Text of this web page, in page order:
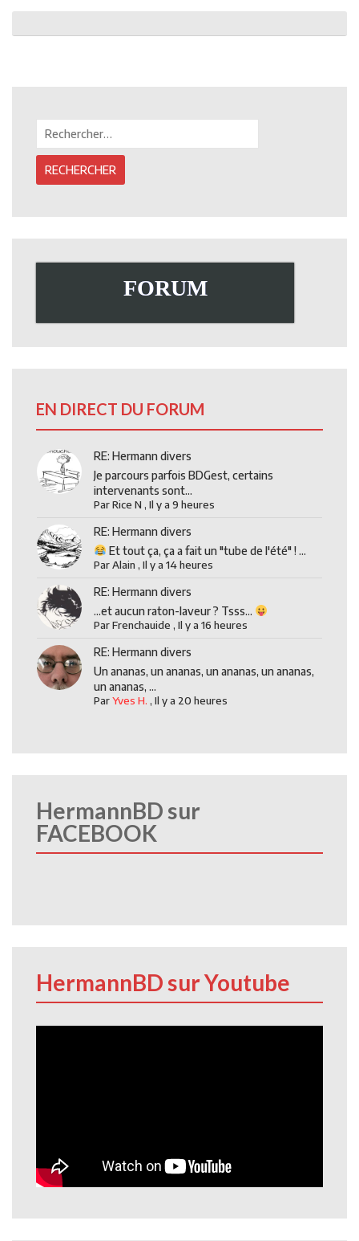
Post
FORUM
EN DIRECT DU FORUM
RE: Hermann divers
Je parcours parfois BDGest, certains
intervenants sont...
ParRice N ,Il y a 9 heures
RE: Hermann divers
Et tout ça, ça a fait un "tube de l'été" ! ...
ParAlain ,Il y a 14 heures
RE: Hermann divers
...et aucun raton-laveur ? Tsss...
ParFrenchauide ,Il y a 16 heures
RE: Hermann divers
Un ananas, un ananas, un ananas, un ananas,
un ananas, ...
ParYves H. ,Il y a 20 heures
HermannBD sur
FACEBOOK
HermannBD sur Youtube